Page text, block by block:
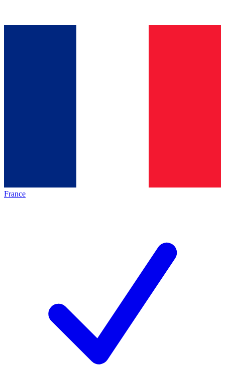
France